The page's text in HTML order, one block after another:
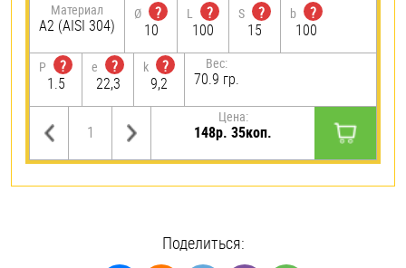
Материал
А2 (AISI 304)
Ø
?
10
L
?
100
S
?
15
b
?
100
P
?
1.5
e
?
22,3
k
?
9,2
Вес:
70.9 гр.
Цена:
148р. 35коп.
Поделиться: